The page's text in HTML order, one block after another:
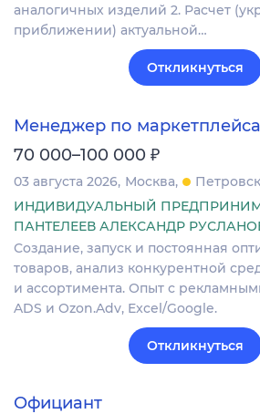
аналогичных изделий 2. Расчет
приближении) актуальной…
Откликнуться
Менеджер по
70 000–100 000 ₽
03 августа 2026 Москва
ИНДИВИДУАЛЬНЫЙ
ПАНТЕЛЕЕВ АЛЕКСАНДР
Создание, запуск и постоянная
товаров, анализ конкурентной
и ассортимента. Опыт с
ADS и Ozon.Adv, Excel/Google.
Откликнуться
Официант